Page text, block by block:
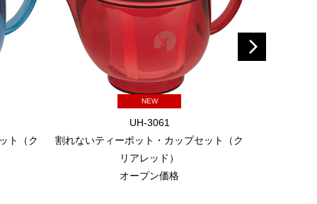
ト（ク
NEW
UH-3061
割れないティーポット・カップセット（ク
リアレッド）
オープン価格